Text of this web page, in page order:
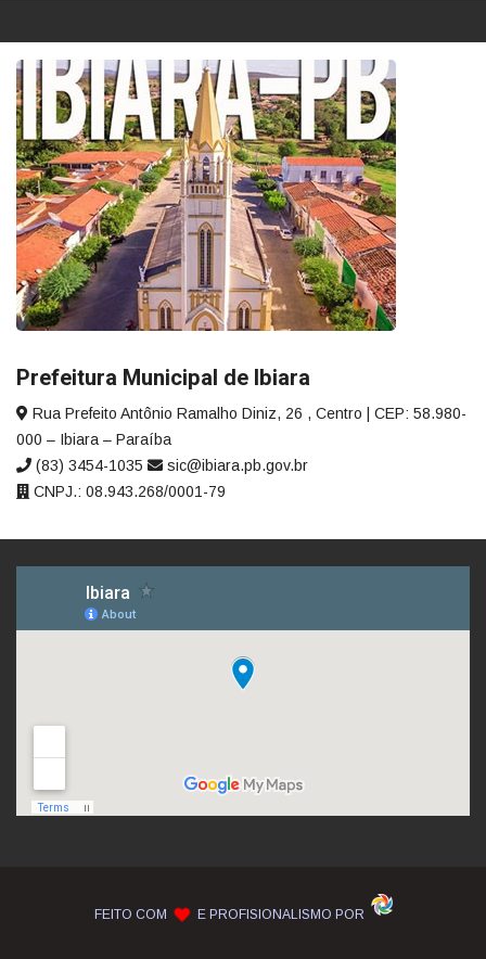
Prefeitura Municipal de Ibiara
Rua Prefeito Antônio Ramalho Diniz, 26 , Centro | CEP: 58.980-
000 – Ibiara – Paraíba
(83) 3454-1035
sic@ibiara.pb.gov.br
CNPJ.: 08.943.268/0001-79
FEITO COM E PROFISIONALISMO POR